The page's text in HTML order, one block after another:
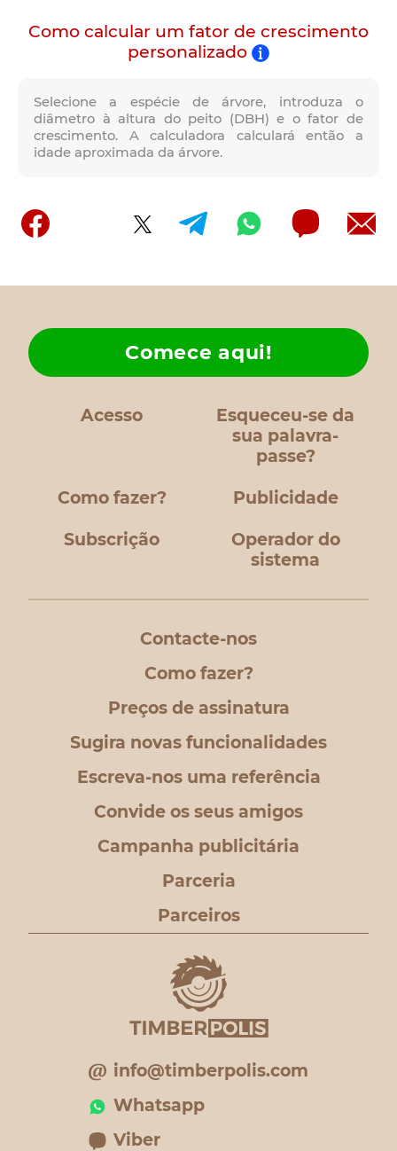
Como calcular um fator de crescimento
personalizado
Selecione a espécie de árvore, introduza o
diâmetro à altura do peito (DBH) e o fator de
crescimento. A calculadora calculará então a
idade aproximada da árvore.
Acesso
Esqueceu-se da
sua palavra-
passe?
Como fazer?
Comece aqui!
Publicidade
Subscrição
Operador do
sistema
Contacte-nos
Como fazer?
Preços de assinatura
Sugira novas funcionalidades
Escreva-nos uma referência
Convide os seus amigos
Campanha publicitária
Parceria
Parceiros
info@timberpolis.com
Whatsapp
Viber